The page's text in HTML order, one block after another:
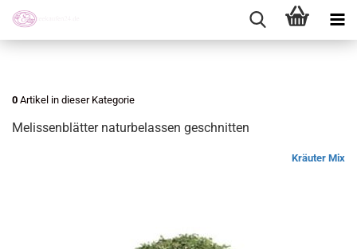
0 Artikel in dieser Kategorie
Melissenblätter naturbelassen geschnitten
Kräuter Mix